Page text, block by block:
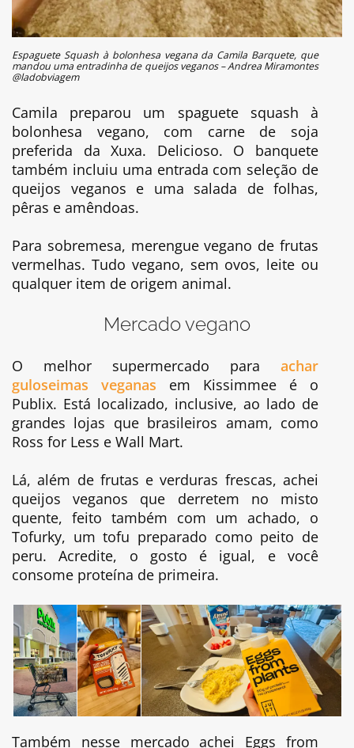
Espaguete Squash à bolonhesa vegana da Camila Barquete, que
mandou uma entradinha de queijos veganos – Andrea Miramontes
@ladobviagem
Camila preparou um spaguete squash à
bolonhesa vegano, com carne de soja
preferida da Xuxa. Delicioso. O banquete
também incluiu uma entrada com seleção de
queijos veganos e uma salada de folhas,
pêras e amêndoas.
Para sobremesa, merengue vegano de frutas
vermelhas. Tudo vegano, sem ovos, leite ou
qualquer item de origem animal.
Mercado vegano
O melhor supermercado para achar
guloseimas veganas em Kissimmee é o
Publix. Está localizado, inclusive, ao lado de
grandes lojas que brasileiros amam, como
Ross for Less e Wall Mart.
Lá, além de frutas e verduras frescas, achei
queijos veganos que derretem no misto
quente, feito também com um achado, o
Tofurky, um tofu preparado como peito de
peru. Acredite, o gosto é igual, e você
consome proteína de primeira.
Também nesse mercado achei Eggs from